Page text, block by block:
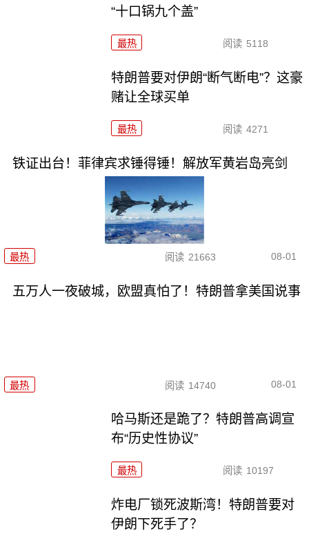
“十口锅九个盖”
最热 阅读 5118
特朗普要对伊朗“断气断电”？这豪
赌让全球买单
最热 阅读 4271
铁证出台！菲律宾求锤得锤！解放军黄岩岛亮剑
最热 阅读 21663 08-01
五万人一夜破城，欧盟真怕了！特朗普拿美国说事
最热 阅读 14740 08-01
哈马斯还是跪了？特朗普高调宣
布“历史性协议”
最热 阅读 10197
炸电厂锁死波斯湾！特朗普要对
伊朗下死手了？